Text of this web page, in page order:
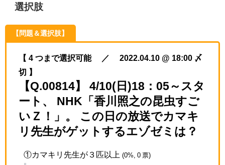
選択肢
【問題＆選択肢】
【 4 つまで選択可能 ／ 2022.04.10 @ 18:00 〆
切 】
【Q.00814】 4/10(日)18：05～スタ
ート、 NHK「香川照之の昆虫すご
いＺ！」。 この日の放送でカマキ
リ先生がゲットするエゾゼミは？
①カマキリ先生が３匹以上 (0%, 0 票)